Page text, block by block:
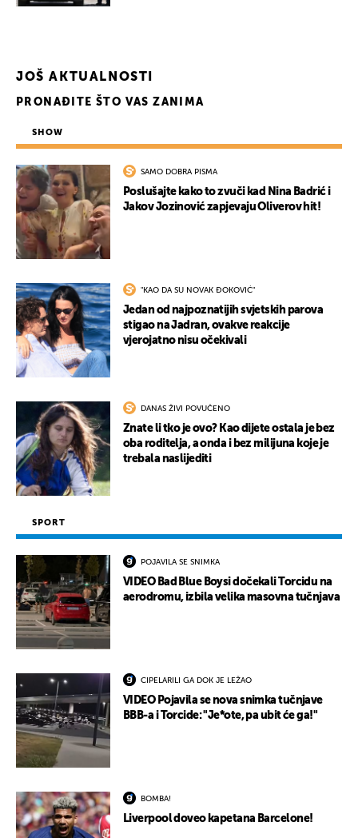
JOŠ AKTUALNOSTI
PRONAĐITE ŠTO VAS ZANIMA
SHOW
SAMO DOBRA PISMA
Poslušajte kako to zvuči kad Nina Badrić i
Jakov Jozinović zapjevaju Oliverov hit!
"KAO DA SU NOVAK ĐOKOVIĆ"
Jedan od najpoznatijih svjetskih parova
stigao na Jadran, ovakve reakcije
vjerojatno nisu očekivali
DANAS ŽIVI POVUČENO
Znate li tko je ovo? Kao dijete ostala je bez
oba roditelja, a onda i bez milijuna koje je
trebala naslijediti
SPORT
POJAVILA SE SNIMKA
VIDEO Bad Blue Boysi dočekali Torcidu na
aerodromu, izbila velika masovna tučnjava
CIPELARILI GA DOK JE LEŽAO
VIDEO Pojavila se nova snimka tučnjave
BBB-a i Torcide: "Je*ote, pa ubit će ga!"
BOMBA!
Liverpool doveo kapetana Barcelone!